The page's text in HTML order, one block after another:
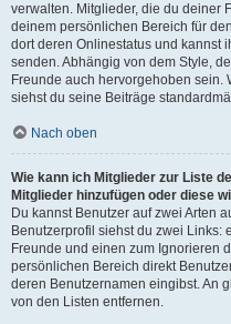
verwalten. Mitglieder, die du deiner
deinem persönlichen Bereich für
dort deren Onlinestatus und kannst
senden. Abhängig von dem Style,
Freunde auch hervorgehoben sein.
siehst du seine Beiträge
Nach oben
Wie kann ich Mitglieder zur Liste
Mitglieder hinzufügen oder diese
Du kannst Benutzer auf zwei Arten
Benutzerprofil siehst du zwei Links:
Freunde und einen zum Ignorieren
persönlichen Bereich direkt
deren Benutzernamen eingibst. An
von den Listen entfernen.